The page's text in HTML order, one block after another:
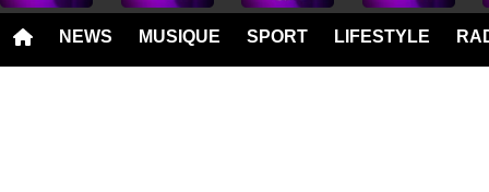
NEWS MUSIQUE SPORT LIFESTYLE